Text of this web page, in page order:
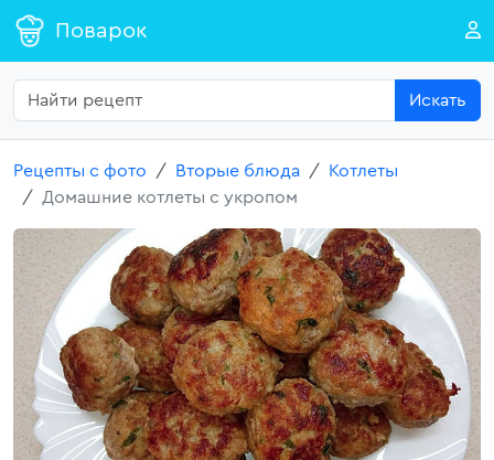
Поварок
Искать
Рецепты с фото Вторые блюда
Котлеты
Домашние котлеты с укропом